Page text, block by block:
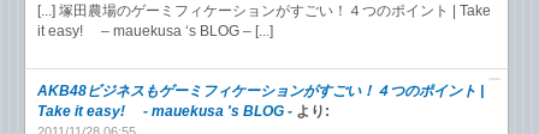
[...] 塚田農場のゲーミフィケーションがすごい！４つのポイント | Take
it easy! – mauekusa ‘s BLOG – [...]
AKB48ビジネスもゲーミフィケーションがすごい！４つのポイント |
Take it easy! - mauekusa 's BLOG - より: